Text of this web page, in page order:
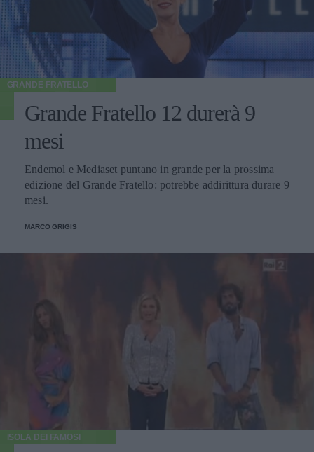
GRANDE FRATELLO
Grande Fratello 12 durerà 9
mesi
Endemol e Mediaset puntano in grande per la prossima
edizione del Grande Fratello: potrebbe addirittura durare 9
mesi.
MARCO GRIGIS
ISOLA DEI FAMOSI